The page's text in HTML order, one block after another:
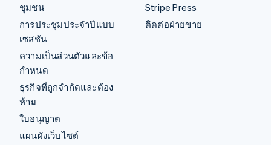
ชุมชน
การประชุมประจำปีแบบ
เซสชัน
ความเป็นส่วนตัวและข้อ
กำหนด
ธุรกิจที่ถูกจำกัดและต้อง
ห้าม
ใบอนุญาต
แผนผังเว็บไซต์
Stripe Press
ติดต่อฝ่ายขาย